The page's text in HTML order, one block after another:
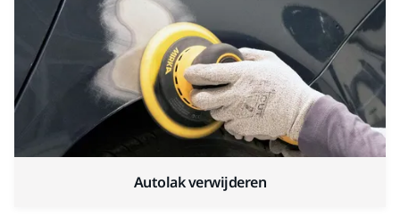
Autolak verwijderen